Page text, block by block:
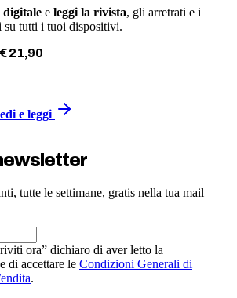
digitale e leggi la rivista, gli arretrati e i
su tutti i tuoi dispositivi.
€21,90
e leggi
tutte le settimane, gratis nella tua mail
ora” dichiaro di aver letto la
e di accettare le Condizioni Generali di
.